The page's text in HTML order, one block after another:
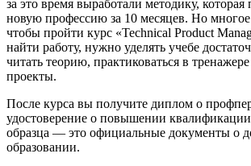
за это время выработали методику, которая
новую профессию за 10 месяцев. Но многое
чтобы пройти курс «Technical Product
найти работу, нужно уделять учебе
читать теорию, практиковаться в
проекты.
После курса вы получите диплом о
удостоверение о повышении
образца — это официальные документы о
образовании.